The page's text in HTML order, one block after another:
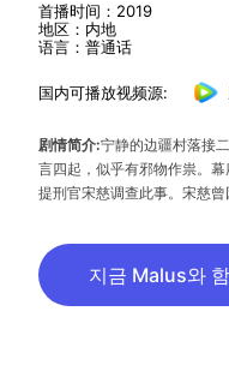
首播时间：2019
地区：内地
语言：普通话
国内可播放视频源:
剧情简介:宁静的边疆村落接
言四起，似乎有邪物作祟。
提刑官宋慈调查此事。宋慈
间似乎有千丝万缕的联系，
阻止更多人的死亡，他决定接
主的阻挠，就在此时，他发
지금 Malus와